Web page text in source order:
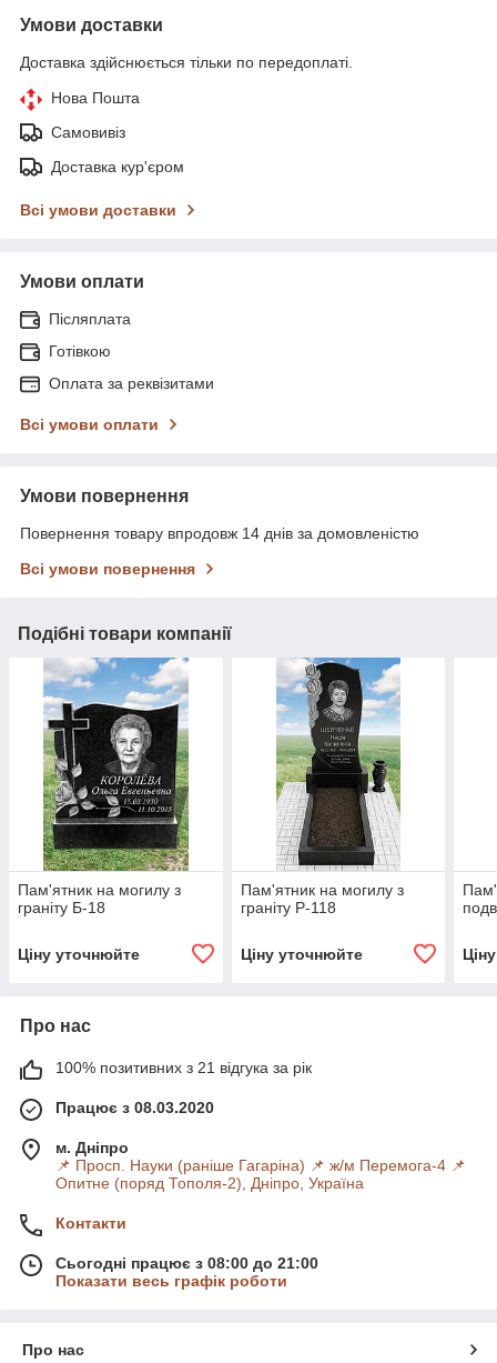
Умови доставки
Доставка здійснюється тільки по передоплаті.
Нова Пошта
Самовивіз
Доставка кур'єром
Всі умови доставки
Умови оплати
Післяплата
Готівкою
Оплата за реквізитами
Всі умови оплати
Умови повернення
Повернення товару впродовж 14 днів за домовленістю
Всі умови повернення
Подібні товари компанії
Пам'ятник на могилу з
граніту Б-18
Ціну уточнюйте
Пам'ятник на могилу з
граніту Р-118
Ціну уточнюйте
Про нас
100% позитивних з 21 відгука за рік
Працює з 08.03.2020
м. Дніпро
📌 Просп. Науки (раніше Гагаріна) 📌 ж/м Перемога-4 📌
Опитне (поряд Тополя-2), Дніпро, Україна
Контакти
Сьогодні працює з 08:00 до 21:00
Показати весь графік роботи
Про нас